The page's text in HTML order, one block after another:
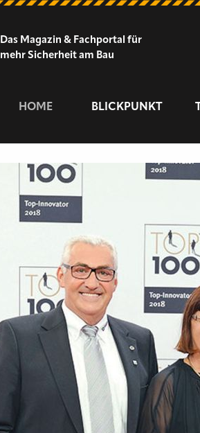
Das Magazin & Fachportal für
mehr Sicherheit am Bau
HOME BLICKPUNKT